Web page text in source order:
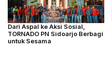
Dari Aspal ke Aksi Sosial,
TORNADO PN Sidoarjo Berbagi
untuk Sesama